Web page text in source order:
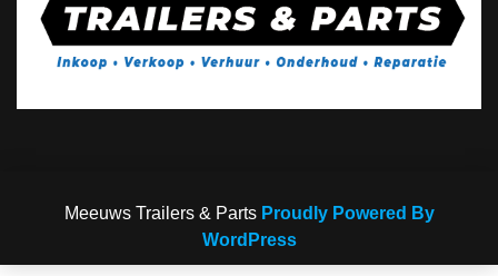
Meeuws Trailers & Parts Proudly Powered By
WordPress